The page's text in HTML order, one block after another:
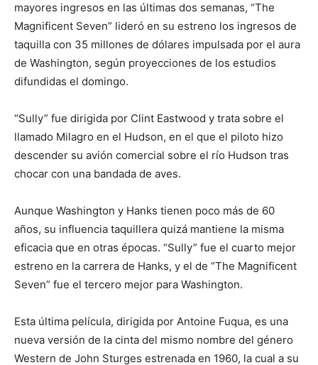
mayores ingresos en las últimas dos semanas, “The
Magnificent Seven” lideró en su estreno los ingresos de
taquilla con 35 millones de dólares impulsada por el aura
de Washington, según proyecciones de los estudios
difundidas el domingo.
“Sully” fue dirigida por Clint Eastwood y trata sobre el
llamado Milagro en el Hudson, en el que el piloto hizo
descender su avión comercial sobre el río Hudson tras
chocar con una bandada de aves.
Aunque Washington y Hanks tienen poco más de 60
años, su influencia taquillera quizá mantiene la misma
eficacia que en otras épocas. “Sully” fue el cuarto mejor
estreno en la carrera de Hanks, y el de “The Magnificent
Seven” fue el tercero mejor para Washington.
Esta última película, dirigida por Antoine Fuqua, es una
nueva versión de la cinta del mismo nombre del género
Western de John Sturges estrenada en 1960, la cual a su